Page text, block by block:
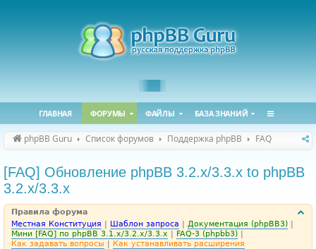
ГЛАВНАЯ ФОРУМЫ ФАЙЛЫ БАЗА ЗНАНИЙ
phpBB Guru Список форумов Поддержка phpBB FAQ
[FAQ] Обновление phpBB 3.2.x/3.3.x to phpBB
3.2.x/3.3.x
Правила форума
Местная Конституция | Шаблон запроса | Документация (phpBB3) |
Мини [FAQ] по phpBB 3.1.x/3.2.x/3.3.x | FAQ-3 (phpbb3) |
Как задавать вопросы | Как устанавливать расширения